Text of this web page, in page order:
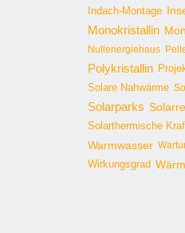
Indach-Montage
Monokristallin
Nullenergiehaus
Polykristallin
Solare Nahwärme
Solarparks
Solarthermische
Warmwasser
Wirkungsgrad